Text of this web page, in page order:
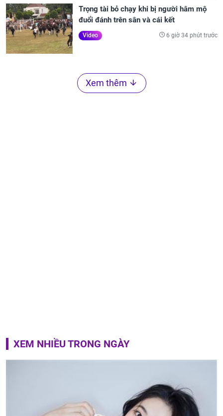
Trọng tài bỏ chạy khi bị người hâm mộ
đuổi đánh trên sân và cái kết
Video 6 giờ 34 phút trước
Xem thêm
XEM NHIỀU TRONG NGÀY